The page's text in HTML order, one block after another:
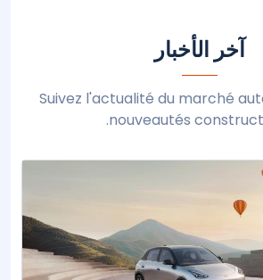
آخر الأخبار
Suivez l'actualité du marché
nouveautés